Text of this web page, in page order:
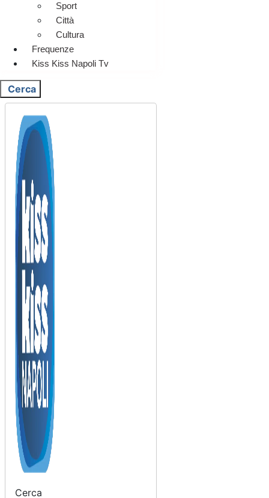
Sport
Città
Cultura
Frequenze
Kiss Kiss Napoli Tv
Cerca
Cerca